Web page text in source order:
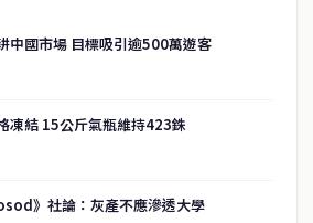
中國市場 目標吸引逾500萬遊客
凍結 15公斤氣瓶維持423銖
》社論：灰產不應滲透大學